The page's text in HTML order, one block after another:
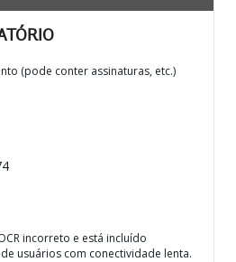
(pode conter assinaturas, etc.)
incorreto e está incluído
usuários com conectividade lenta.